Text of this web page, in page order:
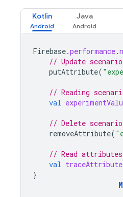
Kotlin Java
Firebase.performance.
// Update
putAttribute(
// Reading
val
// Delete
removeAttribute(
// Read
val
}